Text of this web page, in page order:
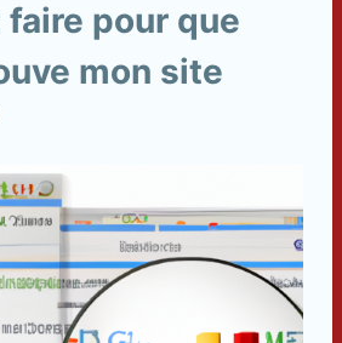
pour que
mon site